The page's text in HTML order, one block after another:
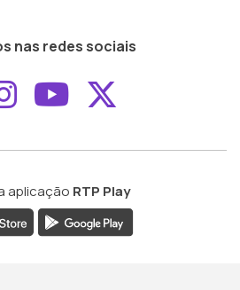
nas redes sociais
ao
Aceder ao
Aceder ao
aplicação RTP Play